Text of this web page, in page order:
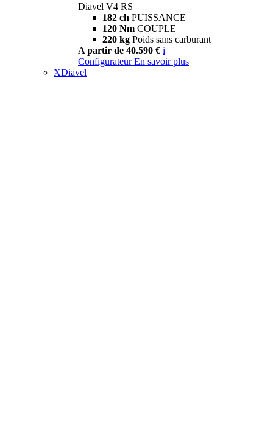
Diavel V4 RS
182 ch PUISSANCE
120 Nm COUPLE
220 kg Poids sans carburant
A partir de 40.590 € i
Configurateur En savoir plus
XDiavel